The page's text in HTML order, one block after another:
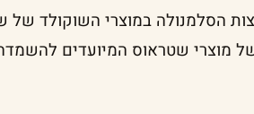
הסלמנולה במוצרי השוקולד של